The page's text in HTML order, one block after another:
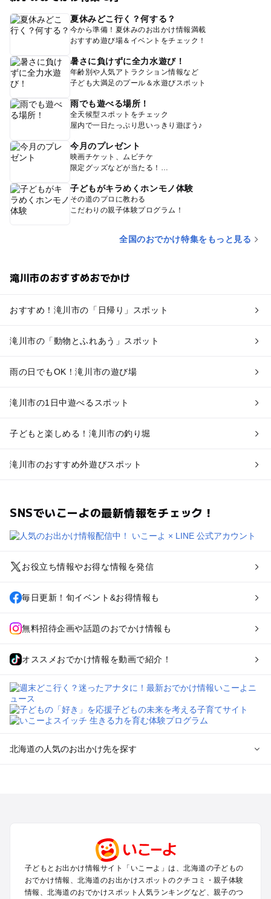
夏休みどこ行く？何する？
今から準備！夏休みのお出かけ情報満載
おすすめ遊び場＆イベントをチェック！
暑さに負けずに全力水遊び！
年齢別や人気アトラクション情報など
子ども大満足のプール＆水遊びスポット
雨でも遊べる場所！
全天候型スポットをチェック
屋内で一日たっぷり思いっきり遊ぼう♪
今月のプレゼント
映画チケット、ムビチケ
限定グッズなどが当たる！
子どもがキラめくホンモノ体験
その道のプロに教わる
こだわりの親子体験プログラム！
全国のおでかけ特集をもっと見る
滝川市のおすすめおでかけ
おすすめ！滝川市の「日帰り」スポット
滝川市の「動物とふれあう」スポット
雨の日でもOK！滝川市の遊び場
滝川市の1日中遊べるスポット
子どもと楽しめる！滝川市の釣り堀
滝川市のおすすめ外遊びスポット
SNSでいこーよの最新情報をチェック！
お役立ち情報やお得な情報を発信
毎日更新！旬イベント&お得情報も
無料招待企画や話題のおでかけ情報も
オススメおでかけ情報を動画で紹介！
北海道の人気のお出かけ先を探す
函館・湯の川温泉・大沼・松前のプールお出かけ
帯広・十勝・サホロ・狩勝高原のプールお出かけ
千歳・石狩・空知・美唄のプールお出かけ
小樽・積丹・キロロのプールお出かけ
子どもとお出かけ情報サイト「いこーよ」は、北海道の子どもの
おでかけ情報、北海道のお出かけスポットのクチコミ・親子体験
情報、北海道のおでかけスポット人気ランキングなど、親子のつ